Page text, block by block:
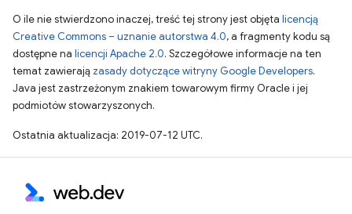
O ile nie stwierdzono inaczej, treść tej strony jest objęta licencją
Creative Commons – uznanie autorstwa 4.0, a fragmenty kodu są
dostępne na licencji Apache 2.0. Szczegółowe informacje na ten
temat zawierają zasady dotyczące witryny Google Developers.
Java jest zastrzeżonym znakiem towarowym firmy Oracle i jej
podmiotów stowarzyszonych.
Ostatnia aktualizacja: 2019-07-12 UTC.